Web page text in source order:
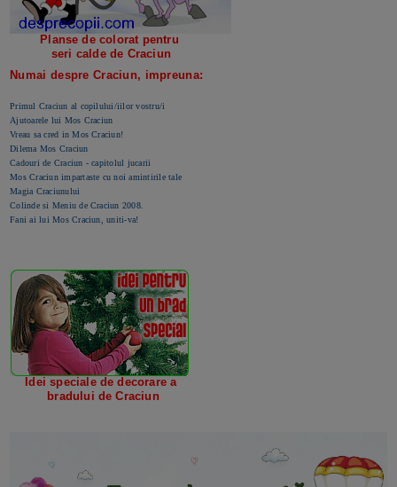
Planse de colorat pentru
seri calde de Craciun
Numai despre Craciun, impreuna:
Primul Craciun al copilului/iilor vostru/i
Ajutoarele lui Mos Craciun
Vreau sa cred in Mos Craciun!
Dilema Mos Craciun
Cadouri de Craciun - capitolul jucarii
Mos Craciun impartaste cu noi amintirile tale
Magia Craciunului
Colinde si Meniu de Craciun 2008.
Fani ai lui Mos Craciun, uniti-va!
Idei speciale de decorare a
bradului de Craciun